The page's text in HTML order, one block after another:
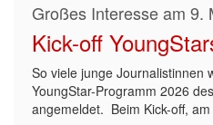
Großes Interesse am 9.
Kick-off
So viele junge Journalistinnen
YoungStar-Programm 2026
angemeldet. Beim Kick-off,